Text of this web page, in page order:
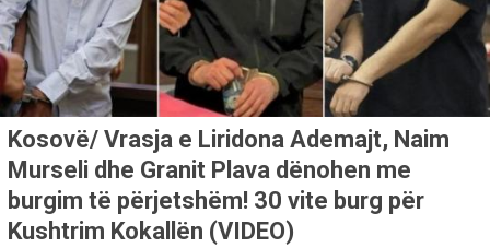
Kosovë/ Vrasja e Liridona Ademajt, Naim
Murseli dhe Granit Plava dënohen me
burgim të përjetshëm! 30 vite burg për
Kushtrim Kokallën (VIDEO)